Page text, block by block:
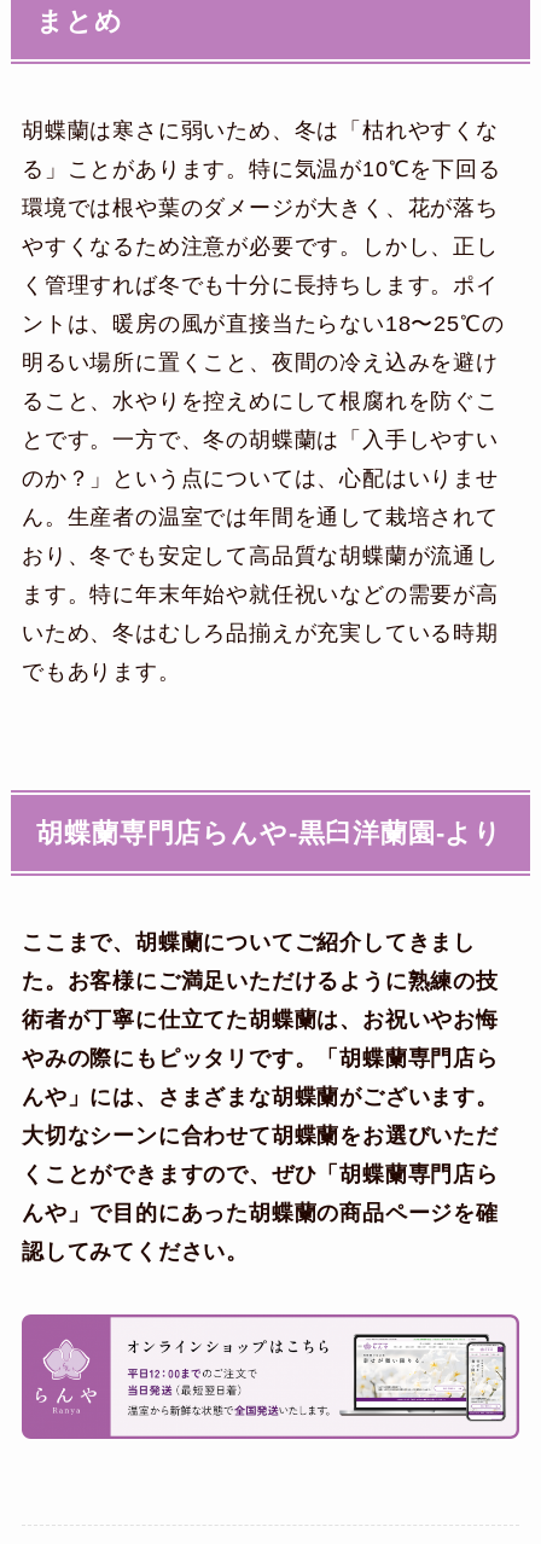
まとめ
胡蝶蘭は寒さに弱いため、冬は「枯れやすくな
る」ことがあります。特に気温が10℃を下回る
環境では根や葉のダメージが大きく、花が落ち
やすくなるため注意が必要です。しかし、正し
く管理すれば冬でも十分に長持ちします。ポイ
ントは、暖房の風が直接当たらない18〜25℃の
明るい場所に置くこと、夜間の冷え込みを避け
ること、水やりを控えめにして根腐れを防ぐこ
とです。一方で、冬の胡蝶蘭は「入手しやすい
のか？」という点については、心配はいりませ
ん。生産者の温室では年間を通して栽培されて
おり、冬でも安定して高品質な胡蝶蘭が流通し
ます。特に年末年始や就任祝いなどの需要が高
いため、冬はむしろ品揃えが充実している時期
でもあります。
胡蝶蘭専門店らんや-黒臼洋蘭園-より
ここまで、胡蝶蘭についてご紹介してきまし
た。お客様にご満足いただけるように熟練の技
術者が丁寧に仕立てた胡蝶蘭は、お祝いやお悔
やみの際にもピッタリです。「胡蝶蘭専門店ら
んや」には、さまざまな胡蝶蘭がございます。
大切なシーンに合わせて胡蝶蘭をお選びいただ
くことができますので、ぜひ「胡蝶蘭専門店ら
んや」で目的にあった胡蝶蘭の商品ページを確
認してみてください。